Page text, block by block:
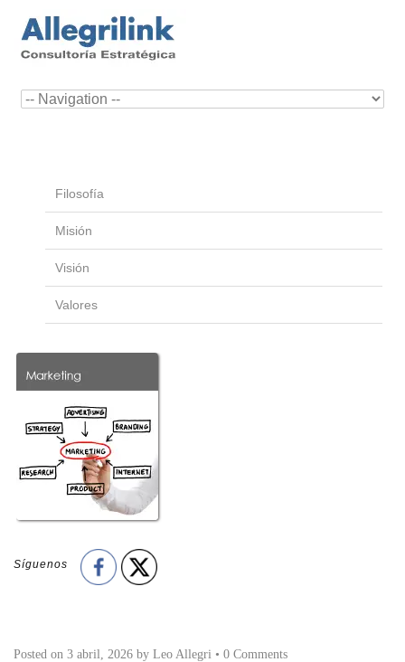
Filosofía
Misión
Visión
Valores
Síguenos
Posted on 3 abril, 2026 by Leo Allegri • 0 Comments